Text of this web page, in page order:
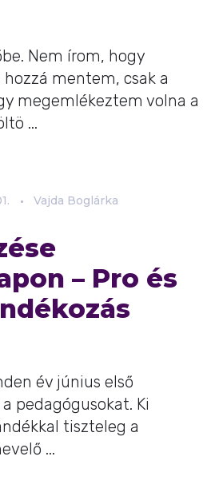
Nem írom, hogy
mentem, csak a
megemlékeztem volna a
...
Vajda Boglárka
– Pro és
év június első
pedagógusokat. Ki
tiszteleg a
...